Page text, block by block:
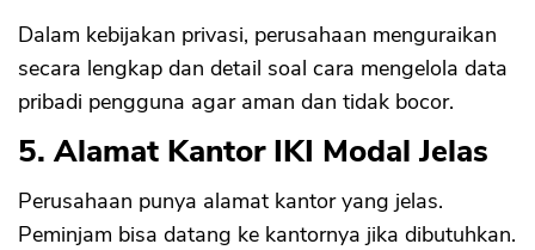
Dalam kebijakan privasi, perusahaan menguraikan
secara lengkap dan detail soal cara mengelola data
pribadi pengguna agar aman dan tidak bocor.
5. Alamat Kantor IKI Modal Jelas
Perusahaan punya alamat kantor yang jelas.
Peminjam bisa datang ke kantornya jika dibutuhkan.